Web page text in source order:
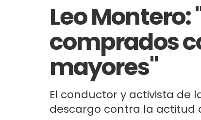
Leo
comprados
mayores"
El conductor y activista de
descargo contra la actitud